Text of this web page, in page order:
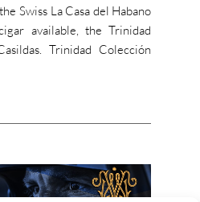
Swiss La Casa del Habano
available, the Trinidad
Trinidad Colección